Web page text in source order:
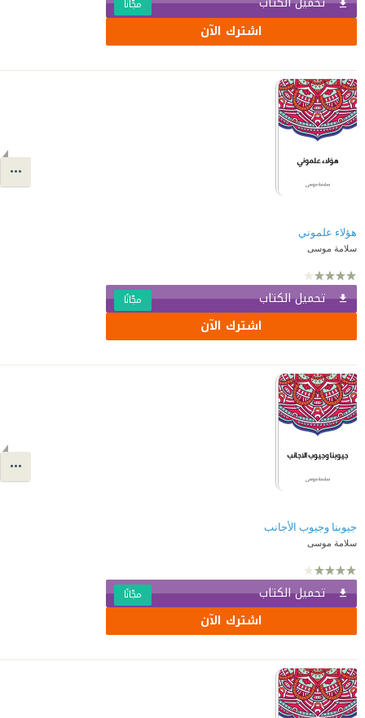
مجّانًا
اشترك الآن
هؤلاء علموني
سلامة موسى
تحميل الكتاب مجّانًا
اشترك الآن
جيوبنا وجيوب الأجانب
سلامة موسى
تحميل الكتاب مجّانًا
اشترك الآن